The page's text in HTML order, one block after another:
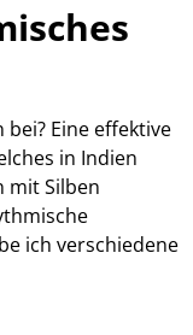
Eine effektive
in Indien
mit Silben
ich verschiedene